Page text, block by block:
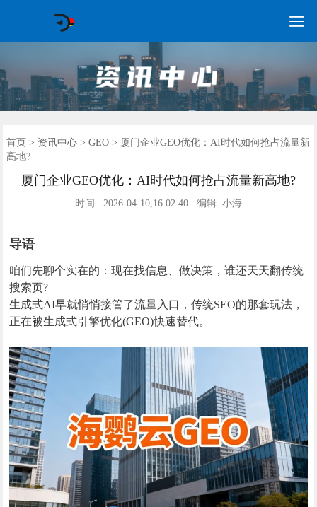

首页
GEO常见问题
GEO优化
海外GEO
网络营销
企业培训
软件开发
政策申报
资讯中心
关于我们
首页 > 资讯中心> GEO> 厦门企业GEO优化：AI时代如何抢占流量新
高地?
厦门企业GEO优化：AI时代如何抢占流量新高地?
时间 : 2026-04-10,16:02:40 编辑 :小海
导语
咱们先聊个实在的：现在找信息、做决策，谁还天天翻传统
搜索页?
生成式AI早就悄悄接管了流量入口，传统SEO的那套玩法，
正在被生成式引擎优化(GEO)快速替代。